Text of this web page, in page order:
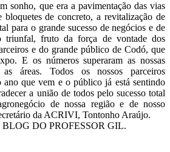
sonho, que era a pavimentação das vias
de concreto, a revitalização de
para o grande sucesso de negócios e de
triunfal, fruto da força de vontade dos
e do grande público de Codó, que
E os números superaram as nossas
áreas. Todos os nossos parceiros
ano que vem e o público já está sentindo
a união de todos pelo sucesso total
de nossa região e de nosso
da ACRIVI, Tontonho Araújo.
DO PROFESSOR GIL.